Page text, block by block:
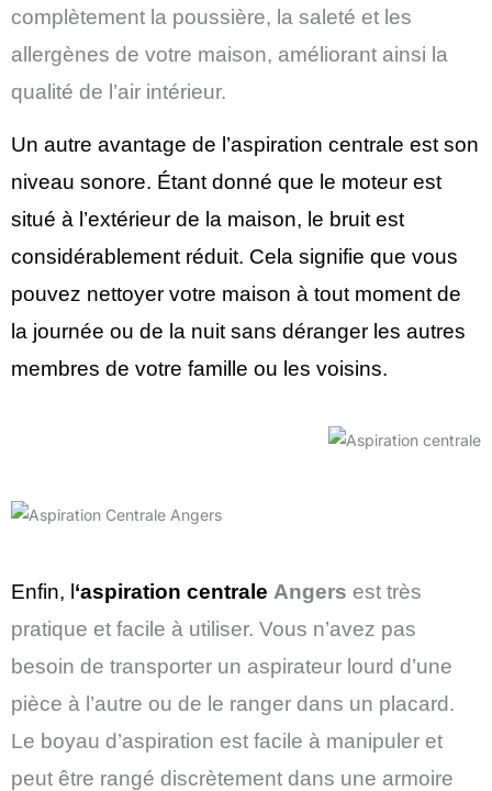
complètement la poussière, la saleté et les
allergènes de votre maison, améliorant ainsi la
qualité de l’air intérieur.
Un autre avantage de l’aspiration centrale est son
niveau sonore. Étant donné que le moteur est
situé à l’extérieur de la maison, le bruit est
considérablement réduit. Cela signifie que vous
pouvez nettoyer votre maison à tout moment de
la journée ou de la nuit sans déranger les autres
membres de votre famille ou les voisins.
Enfin, l‘aspiration centrale Angers est très
pratique et facile à utiliser. Vous n’avez pas
besoin de transporter un aspirateur lourd d’une
pièce à l’autre ou de le ranger dans un placard.
Le boyau d’aspiration est facile à manipuler et
peut être rangé discrètement dans une armoire